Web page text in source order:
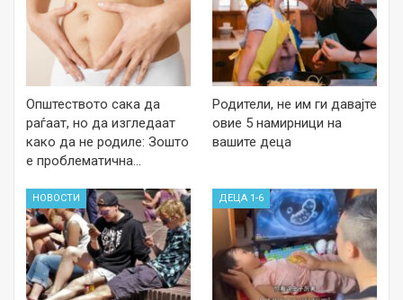
Општеството сака да
раѓаат, но да изгледаат
како да не родиле: Зошто
е проблематична…
Родители, не им ги давајте
овие 5 намирници на
вашите деца
НОВОСТИ ДЕЦА 1-6